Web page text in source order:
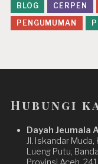
BLOG CERPEN
PENGUMUMAN
Hubungi
Dayah Jeumala
Jl. Iskandar Muda,
Lueng Putu,